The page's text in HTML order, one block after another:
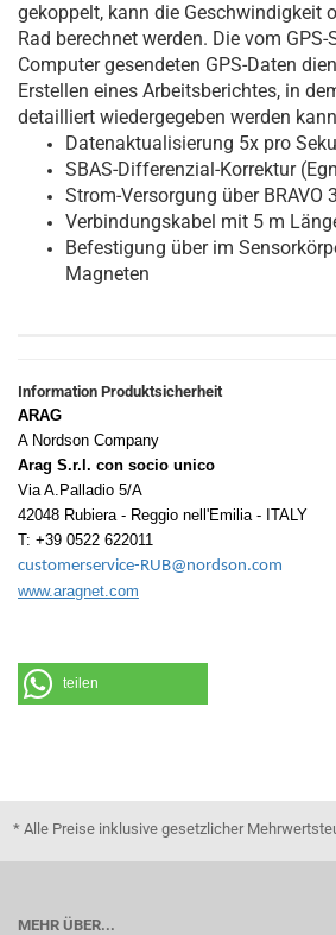
gekoppelt, kann die Geschwindigkeit
Rad berechnet werden. Die vom GPS-
Computer gesendeten GPS-Daten
Erstellen eines Arbeitsberichtes, in
detailliert wiedergegeben werden
Datenaktualisierung 5x pro
SBAS-Differenzial-Korrektur
Strom-Versorgung über BRAVO
Verbindungskabel mit 5 m
Befestigung über im
Magneten
Information Produktsicherheit
ARAG
A Nordson Company
Arag S.r.l. con socio unico
Via A.Palladio 5/A
42048 Rubiera - Reggio nell'Emilia - ITALY
T: +39 0522 622011
customerservice-RUB@nordson.com
www.aragnet.com
teilen
* Alle Preise inklusive gesetzlicher
MEHR ÜBER...